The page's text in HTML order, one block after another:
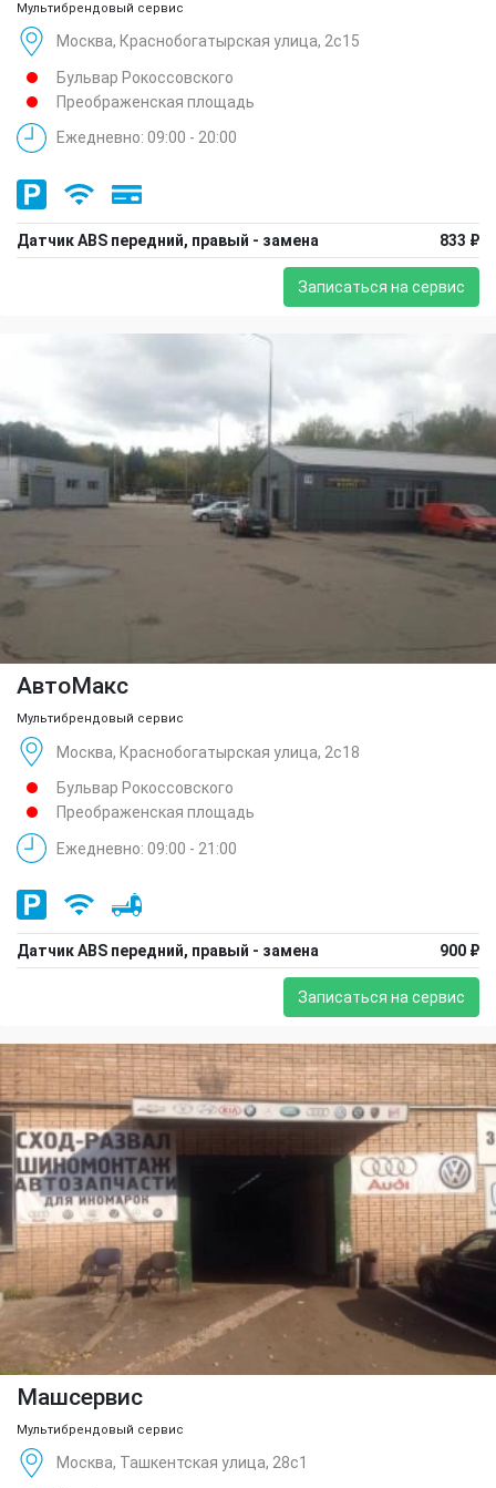
Мультибрендовый сервис
Москва, Краснобогатырская улица, 2с15
Бульвар Рокоссовского
Преображенская площадь
Ежедневно: 09:00 - 20:00
Датчик ABS передний, правый - замена 833 ₽
Записаться на сервис
АвтоМакс
Мультибрендовый сервис
Москва, Краснобогатырская улица, 2с18
Бульвар Рокоссовского
Преображенская площадь
Ежедневно: 09:00 - 21:00
Датчик ABS передний, правый - замена 900 ₽
Записаться на сервис
Машсервис
Мультибрендовый сервис
Москва, Ташкентская улица, 28с1